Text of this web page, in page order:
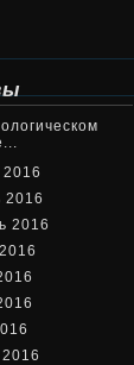
2016
2016